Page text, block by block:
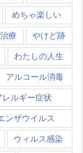
めちゃ楽しい
療 やけど跡
わたしの人生
アルコール消毒
レルギー症状
ンザウイルス
ウィルス感染